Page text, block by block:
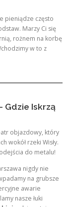
pieniądze często
Marzy Ci się
rożnem na korbę
w to z
Gdzie Iskrzą
objazdowy, który
wokół rzeki Wisły.
do metalu!
nigdy nie
na grubsze
awarie
nasze łuki